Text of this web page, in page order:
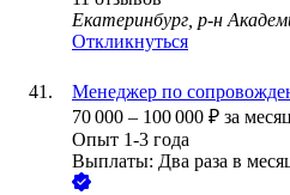
Екатеринбург, р-н
Откликнуться
Менеджер по
70 000 – 100 000 ₽ за
Опыт 1-3 года
Выплаты: Два раза в